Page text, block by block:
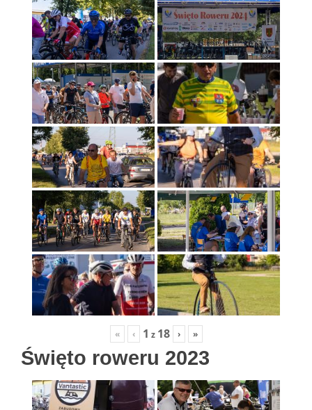
« ‹ 1 z 18 › »
Święto roweru 2023